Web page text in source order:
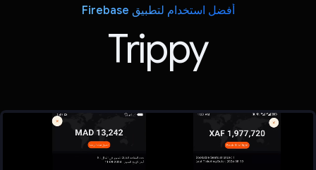
أفضل استخدام لتطبيق Firebase
Trippy